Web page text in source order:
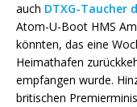
auch DTXG-Taucher
Atom-U-Boot HMS
könnten, das eine
Heimathafen
empfangen wurde.
britischen